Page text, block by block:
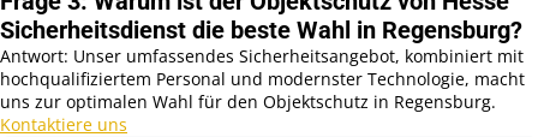
Sicherheitsdienst die beste Wahl in Regensburg?
Antwort: Unser umfassendes Sicherheitsangebot, kombiniert mit
hochqualifiziertem Personal und modernster Technologie, macht
uns zur optimalen Wahl für den Objektschutz in Regensburg.
Kontaktiere uns